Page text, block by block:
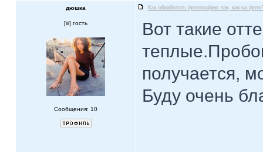
дюшка Как обработать фотографию так, как на
[ ] гость
Сообщения: 10
Вот такие
получается,
Буду очень